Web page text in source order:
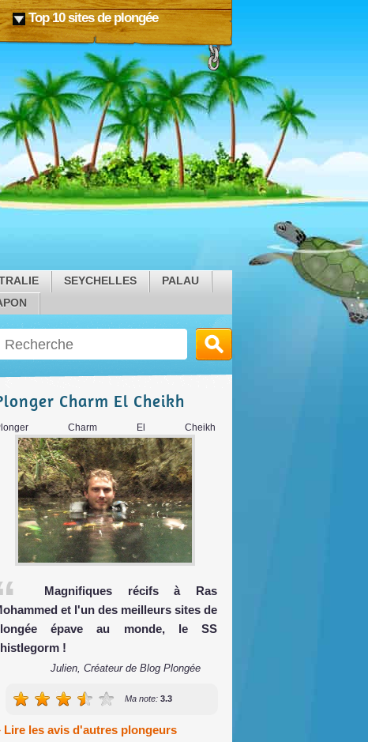
Top 10 sites de plongée
SEYCHELLES
PALAU
Charm El Cheikh
Charm El Cheikh
Magnifiques récifs à Ras
et l'un des meilleurs sites de
épave au monde, le SS
!
Julien, Créateur de Blog Plongée
Ma note: 3.3
Lire les avis d'autres plongeurs